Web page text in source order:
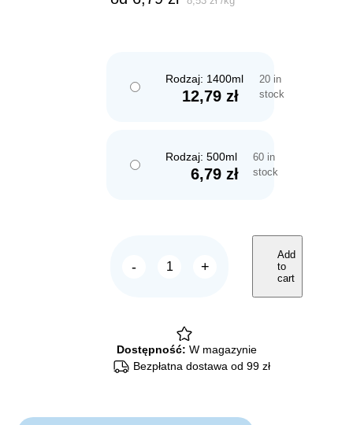
Rodzaj: 1400ml
12,79zł
20 in
stock
Rodzaj: 500ml
6,79zł
60 in
stock
-
Nestor
quantity
+
Add
to
cart
Dostępność: W magazynie
Bezpłatna dostawa od 99 zł